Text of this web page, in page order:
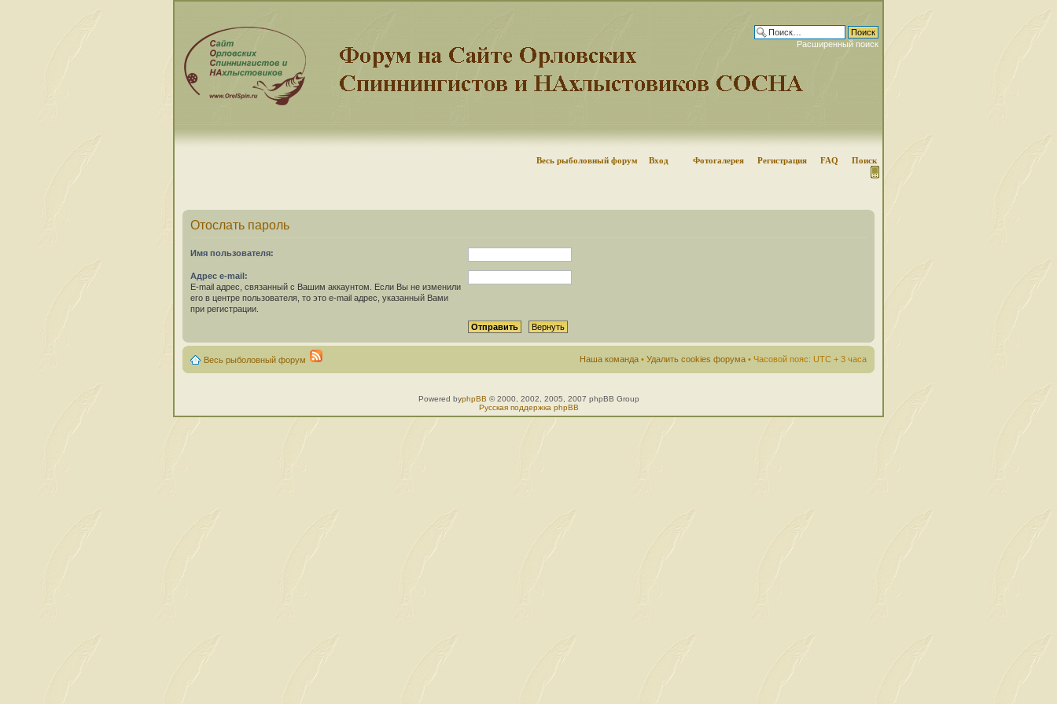
Расширенный поиск
Весь рыболовный форум Вход Фотогалерея Регистрация FAQ Поиск
Отослать пароль
Имя пользователя:
Адрес e-mail:
E-mail адрес, связанный с Вашим аккаунтом. Если Вы не изменили
его в центре пользователя, то это e-mail адрес, указанный Вами
при регистрации.
Весь рыболовный форум Наша команда • Удалить cookies форума • Часовой пояс: UTC + 3 часа
Powered byphpBB © 2000, 2002, 2005, 2007 phpBB Group
Русская поддержка phpBB